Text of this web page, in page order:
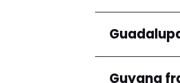
Regioni
Harju
Regioni
Guyana